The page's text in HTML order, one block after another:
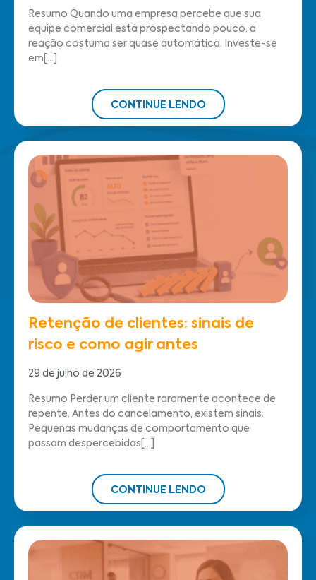
Resumo Quando uma empresa percebe que sua
equipe comercial está prospectando pouco, a
reação costuma ser quase automática. Investe-se
em[...]
CONTINUE LENDO
Retenção de clientes: sinais de
risco e como agir antes
29 de julho de 2026
Resumo Perder um cliente raramente acontece de
repente. Antes do cancelamento, existem sinais.
Pequenas mudanças de comportamento que
passam despercebidas[...]
CONTINUE LENDO